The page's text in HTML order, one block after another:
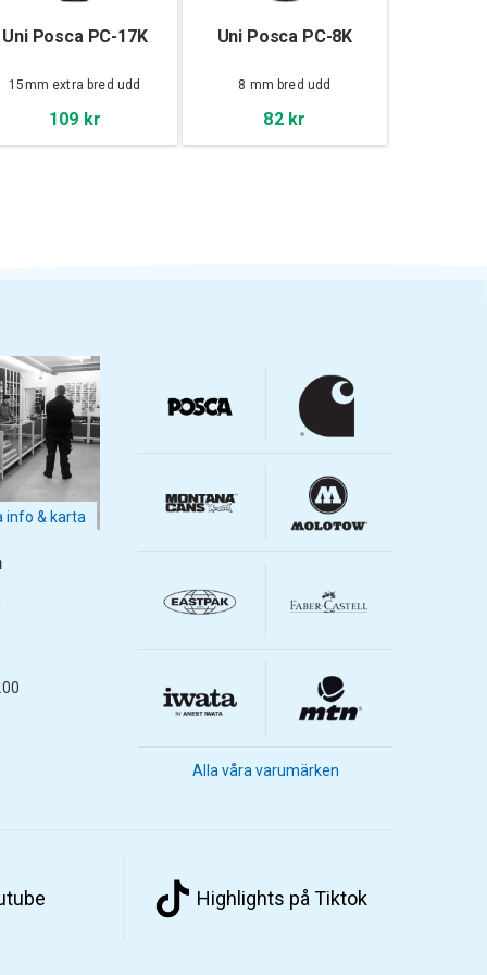
Uni Posca PC-17K
15mm extra bred udd
109 kr
Uni Posca PC-8K
8 mm bred udd
82 kr
info & karta
Alla våra varumärken
Highlights på Tiktok